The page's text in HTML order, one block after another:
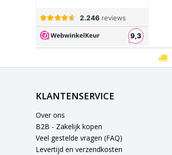
KLANTENSERVICE
Over ons
B2B - Zakelijk kopen
Veel gestelde vragen (FAQ)
Levertijd en verzendkosten